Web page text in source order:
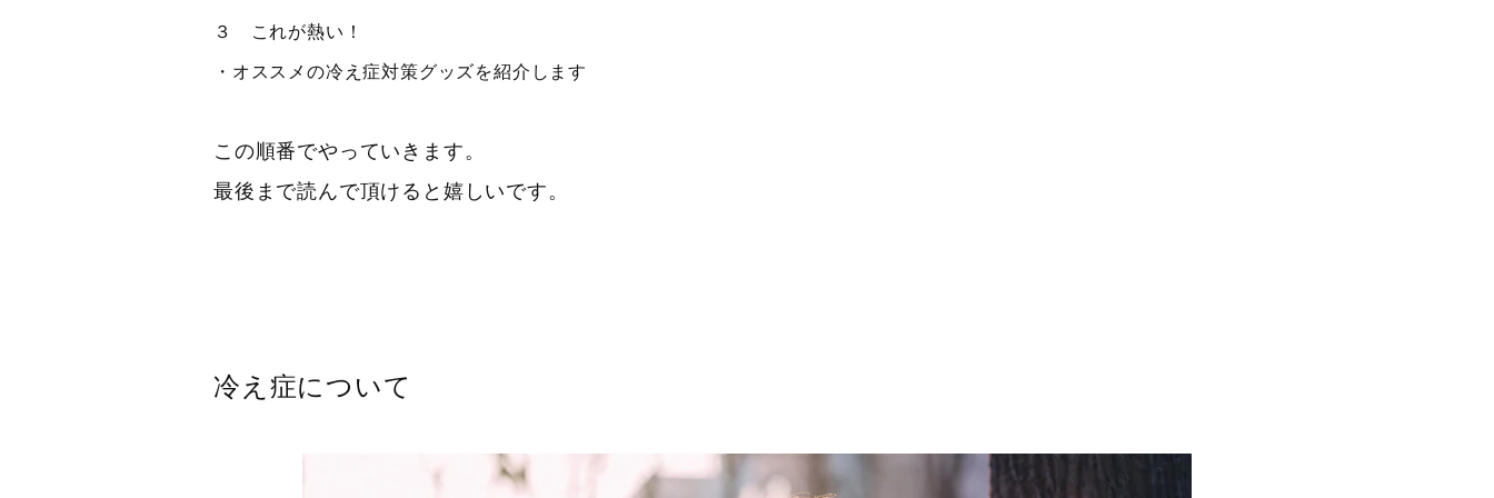
３ これが熱い！
・オススメの冷え症対策グッズを紹介します
この順番でやっていきます。
最後まで読んで頂けると嬉しいです。
冷え症について